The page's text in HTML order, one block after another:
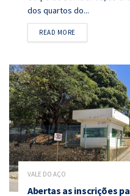
dos quartos do...
READ MOREDETAILS
VALE DO AÇO
Abertas as inscrições